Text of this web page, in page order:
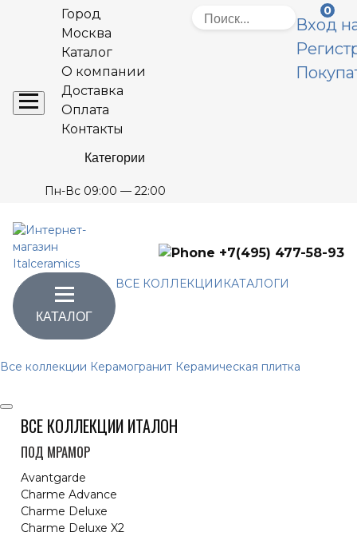
Город
Москва
Каталог
О компании
Доставка
Оплата
Контакты
Категории
Пн-Вс 09:00 — 22:00
Вход
0
КАТАЛОГ
ВСЕ КОЛЛЕКЦИИ КАТАЛОГИ
+7(495) 477-58-93
Все коллекции Керамогранит Керамическая плитка
ВСЕ КОЛЛЕКЦИИ ИТАЛОН
ПОД МРАМОР
Avantgarde
Charme Advance
Charme Deluxe
Charme Deluxe X2